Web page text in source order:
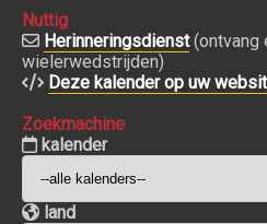
Nuttig
Herinneringsdienst(ontvang
wielerwedstrijden)
Deze kalender op uw
Zoekmachine
kalender
land